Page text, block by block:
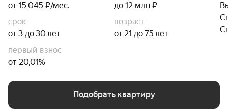
от 15 045 ₽/мес.
до 12 млн ₽
срок
от 3 до 30 лет
возраст
от 21 до 75 лет
первый взнос
от 20,01%
Подобрать квартиру